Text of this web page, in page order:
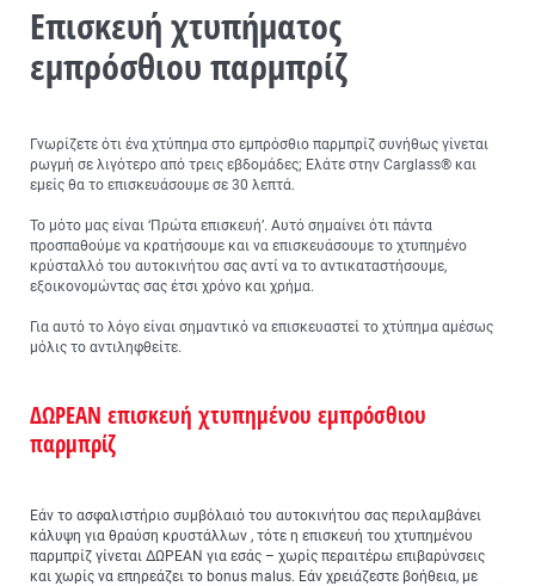
Επισκευή χτυπήματος
εμπρόσθιου παρμπρίζ
Γνωρίζετε ότι ένα χτύπημα στο εμπρόσθιο παρμπρίζ συνήθως γίνεται
ρωγμή σε λιγότερο από τρεις εβδομάδες; Ελάτε στην Carglass® και
εμείς θα το επισκευάσουμε σε 30 λεπτά.
Το μότο μας είναι ‘Πρώτα επισκευή’. Αυτό σημαίνει ότι πάντα
προσπαθούμε να κρατήσουμε και να επισκευάσουμε το χτυπημένο
κρύσταλλό του αυτοκινήτου σας αντί να το αντικαταστήσουμε,
εξοικονομώντας σας έτσι χρόνο και χρήμα.
Για αυτό το λόγο είναι σημαντικό να επισκευαστεί το χτύπημα αμέσως
μόλις το αντιληφθείτε.
ΔΩΡΕΑΝ επισκευή χτυπημένου εμπρόσθιου
παρμπρίζ
Εάν το ασφαλιστήριο συμβόλαιό του αυτοκινήτου σας περιλαμβάνει
κάλυψη για θραύση κρυστάλλων , τότε η επισκευή του χτυπημένου
παρμπρίζ γίνεται ΔΩΡΕΑΝ για εσάς – χωρίς περαιτέρω επιβαρύνσεις
και χωρίς να επηρεάζει το bonus malus. Εάν χρειάζεστε βοήθεια, με